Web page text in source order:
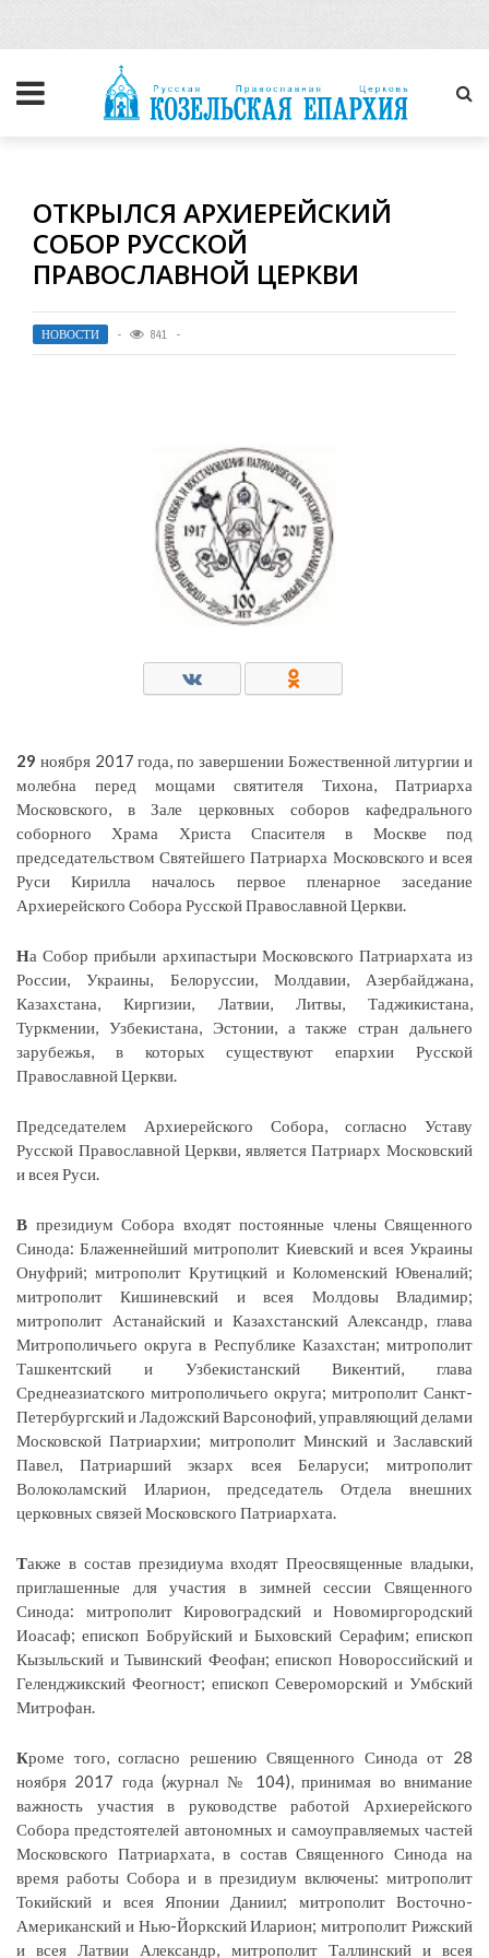
ОТКРЫЛСЯ АРХИЕРЕЙСКИЙ
СОБОР РУССКОЙ
ПРАВОСЛАВНОЙ ЦЕРКВИ
НОВОСТИ 841
29 ноября 2017 года, по завершении Божественной литургии и
молебна перед мощами святителя Тихона, Патриарха
Московского, в Зале церковных соборов кафедрального
соборного Храма Христа Спасителя в Москве под
председательством Святейшего Патриарха Московского и всея
Руси Кирилла началось первое пленарное заседание
Архиерейского Собора Русской Православной Церкви.
На Собор прибыли архипастыри Московского Патриархата из
России, Украины, Белоруссии, Молдавии, Азербайджана,
Казахстана, Киргизии, Латвии, Литвы, Таджикистана,
Туркмении, Узбекистана, Эстонии, а также стран дальнего
зарубежья, в которых существуют епархии Русской
Православной Церкви.
Председателем Архиерейского Собора, согласно Уставу
Русской Православной Церкви, является Патриарх Московский
и всея Руси.
В президиум Собора входят постоянные члены Священного
Синода: Блаженнейший митрополит Киевский и всея Украины
Онуфрий; митрополит Крутицкий и Коломенский Ювеналий;
митрополит Кишиневский и всея Молдовы Владимир;
митрополит Астанайский и Казахстанский Александр, глава
Митрополичьего округа в Республике Казахстан; митрополит
Ташкентский и Узбекистанский Викентий, глава
Среднеазиатского митрополичьего округа; митрополит Санкт-
Петербургский и Ладожский Варсонофий, управляющий делами
Московской Патриархии; митрополит Минский и Заславский
Павел, Патриарший экзарх всея Беларуси; митрополит
Волоколамский Иларион, председатель Отдела внешних
церковных связей Московского Патриархата.
Также в состав президиума входят Преосвященные владыки,
приглашенные для участия в зимней сессии Священного
Синода: митрополит Кировоградский и Новомиргородский
Иоасаф; епископ Бобруйский и Быховский Серафим; епископ
Кызыльский и Тывинский Феофан; епископ Новороссийский и
Геленджикский Феогност; епископ Североморский и Умбский
Митрофан.
Кроме того, согласно решению Священного Синода от 28
ноября 2017 года (журнал № 104), принимая во внимание
важность участия в руководстве работой Архиерейского
Собора предстоятелей автономных и самоуправляемых частей
Московского Патриархата, в состав Священного Синода на
время работы Собора и в президиум включены: митрополит
Токийский и всея Японии Даниил; митрополит Восточно-
Американский и Нью-Йоркский Иларион; митрополит Рижский
и всея Латвии Александр, митрополит Таллинский и всея